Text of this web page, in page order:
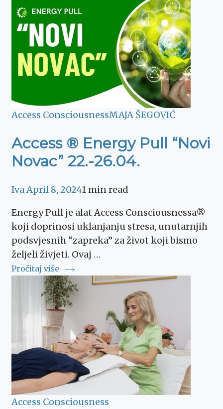
Access ConsciousnessMAJA ŠEGOVIĆ
Access ® Energy Pull “Novi
Novac” 22.-26.04.
IvaApril 8, 20241 min read
Energy Pull je alat Access Consciousnessa®
koji doprinosi uklanjanju stresa, unutarnjih
podsvjesnih “zapreka” za život koji bismo
željeli živjeti. Ovaj …
Pročitaj više
Access Consciousness